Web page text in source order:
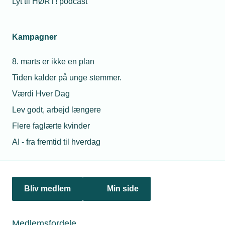
Kampagner
8. marts er ikke en plan
Tiden kalder på unge stemmer.
Værdi Hver Dag
Lev godt, arbejd længere
Flere faglærte kvinder
AI - fra fremtid til hverdag
Bliv medlem Min side
09. juli 2026
Kommuner halter med at få unge i juniormesterlære
virksomhederne, står juniormesterordningen næsten stille